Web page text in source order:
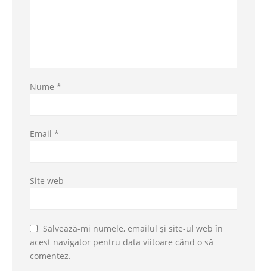
Nume *
Email *
Site web
Salvează-mi numele, emailul și site-ul web în
acest navigator pentru data viitoare când o să
comentez.